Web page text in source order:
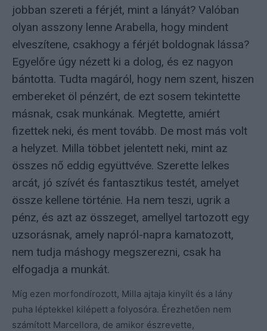
jobban szereti a férjét, mint a lányát? Valóban
olyan asszony lenne Arabella, hogy mindent
elveszítene, csakhogy a férjét boldognak lássa?
Egyelőre úgy nézett ki a dolog, és ez nagyon
bántotta. Tudta magáról, hogy nem szent, hiszen
embereket öl pénzért, de ezt sosem tekintette
másnak, csak munkának. Megtette, amiért
fizettek neki, és ment tovább. De most más volt
a helyzet. Milla többet jelentett neki, mint az
összes nő eddig együttvéve. Szerette lelkes
arcát, jó szívét és fantasztikus testét, amelyet
össze kellene történie. Ha nem teszi, ugrik a
pénz, és azt az összeget, amellyel tartozott egy
uzsorásnak, amely napról-napra kamatozott,
nem tudja máshogy megszerezni, csak ha
elfogadja a munkát.
Míg ezen morfondírozott, Milla ajtaja kinyílt és a lány
puha léptekkel kilépett a folyosóra. Érezhetően nem
számított Marcellora, de amikor észrevette,